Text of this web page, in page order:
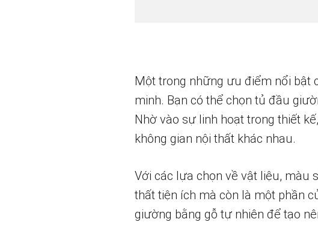
Một trong những ưu điểm nổi bật
minh. Bạn có thể chọn tủ đầu
Nhờ vào sự linh hoạt trong thiết
không gian nội thất khác nhau.
Với các lựa chọn về vật liệu, màu
thất tiện ích mà còn là một phần
giường bằng gỗ tự nhiên để tạo